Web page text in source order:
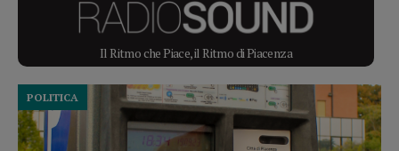
Il Ritmo che Piace, il Ritmo di Piacenza
POLITICA